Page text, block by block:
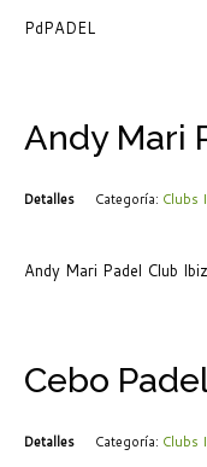
PdPADEL
Andy Mari
Detalles Categoría: Clubs
Andy Mari Padel Club
Cebo
Detalles Categoría: Clubs